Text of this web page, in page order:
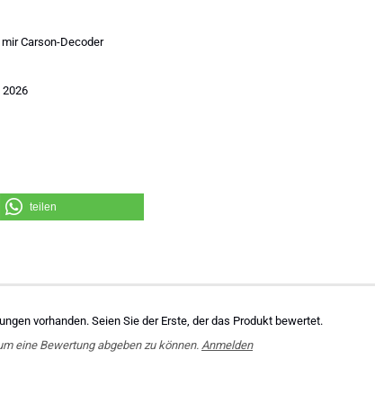
Carson-Decoder
teilen
vorhanden. Seien Sie der Erste, der das Produkt bewertet.
eine Bewertung abgeben zu können. Anmelden